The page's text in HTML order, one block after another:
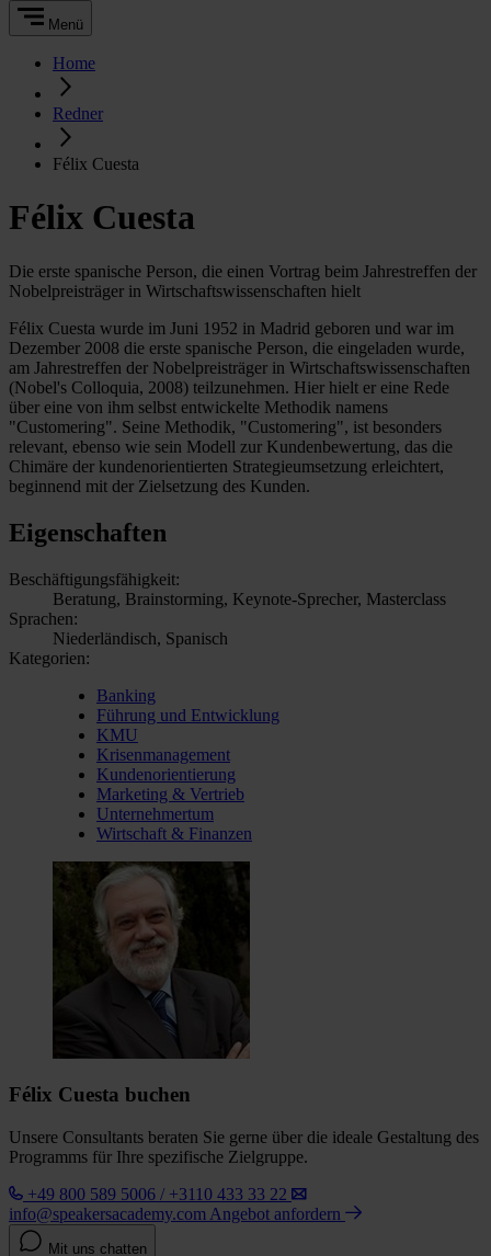
Menü
Home
Redner
Félix Cuesta
Félix Cuesta
Die erste spanische Person, die einen Vortrag beim Jahrestreffen der
Nobelpreisträger in Wirtschaftswissenschaften hielt
Félix Cuesta wurde im Juni 1952 in Madrid geboren und war im
Dezember 2008 die erste spanische Person, die eingeladen wurde,
am Jahrestreffen der Nobelpreisträger in Wirtschaftswissenschaften
(Nobel's Colloquia, 2008) teilzunehmen. Hier hielt er eine Rede
über eine von ihm selbst entwickelte Methodik namens
"Customering". Seine Methodik, "Customering", ist besonders
relevant, ebenso wie sein Modell zur Kundenbewertung, das die
Chimäre der kundenorientierten Strategieumsetzung erleichtert,
beginnend mit der Zielsetzung des Kunden.
Eigenschaften
Beschäftigungsfähigkeit:
Beratung, Brainstorming, Keynote-Sprecher, Masterclass
Sprachen:
Niederländisch, Spanisch
Kategorien:
Banking
Führung und Entwicklung
KMU
Krisenmanagement
Kundenorientierung
Marketing & Vertrieb
Unternehmertum
Wirtschaft & Finanzen
Félix Cuesta buchen
Unsere Consultants beraten Sie gerne über die ideale Gestaltung des
Programms für Ihre spezifische Zielgruppe.
+49 800 589 5006 / +3110 433 33 22
info@speakersacademy.com Angebot anfordern
Mit uns chatten